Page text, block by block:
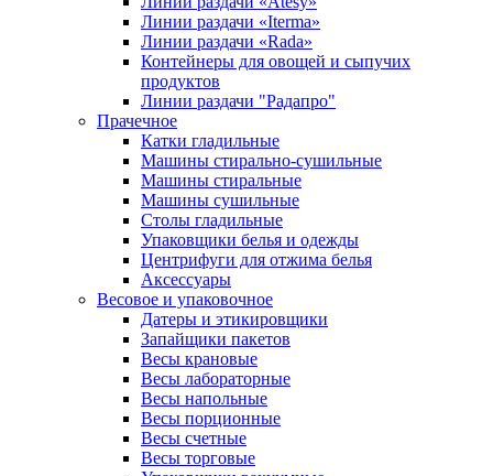
Линии раздачи «Iterma»
Линии раздачи «Rada»
Контейнеры для овощей и сыпучих
продуктов
Линии раздачи "Радапро"
Прачечное
Катки гладильные
Машины стирально-сушильные
Машины стиральные
Машины сушильные
Столы гладильные
Упаковщики белья и одежды
Центрифуги для отжима белья
Аксессуары
Весовое и упаковочное
Датеры и этикировщики
Запайщики пакетов
Весы крановые
Весы лабораторные
Весы напольные
Весы порционные
Весы счетные
Весы торговые